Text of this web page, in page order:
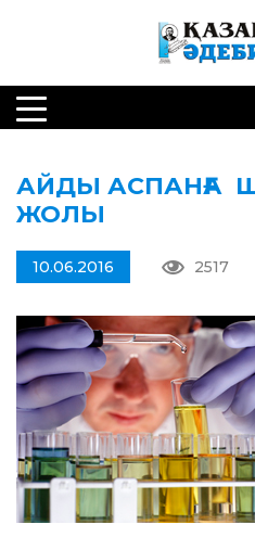
АЙДЫ АСПАНҒА
ЖОЛЫ
10.06.2016 2517